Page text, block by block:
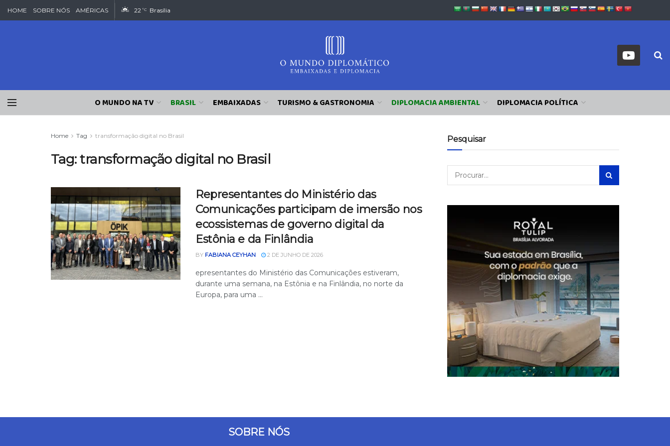
HOME SOBRE NÓS AMÉRICAS 22 °C Brasília
O MUNDO NA TV BRASIL EMBAIXADAS TURISMO & GASTRONOMIA DIPLOMACIA AMBIENTAL DIPLOMACIA POLÍTICA
Home Tag transformação digital no Brasil
Tag:transformação digital no Brasil
Representantes do Ministério das
Comunicações participam de imersão nos
ecossistemas de governo digital da
Estônia e da Finlândia
BY FABIANA CEYHAN 2 DE JUNHO DE 2026
epresentantes do Ministério das Comunicações estiveram,
durante uma semana, na Estônia e na Finlândia, no norte da
Europa, para uma ...
Pesquisar
SOBRE NÓS